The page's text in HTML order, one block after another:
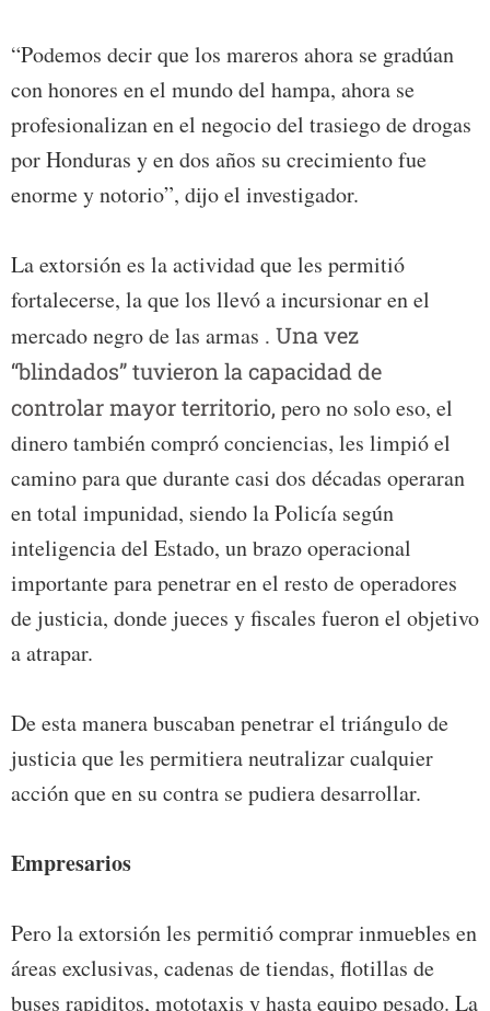
“Podemos decir que los mareros ahora se gradúan
con honores en el mundo del hampa, ahora se
profesionalizan en el negocio del trasiego de drogas
por Honduras y en dos años su crecimiento fue
enorme y notorio”, dijo el investigador.
La extorsión es la actividad que les permitió
fortalecerse, la que los llevó a incursionar en el
mercado negro de las armas . Una vez
“blindados” tuvieron la capacidad de
controlar mayor territorio, pero no solo eso, el
dinero también compró conciencias, les limpió el
camino para que durante casi dos décadas operaran
en total impunidad, siendo la Policía según
inteligencia del Estado, un brazo operacional
importante para penetrar en el resto de operadores
de justicia, donde jueces y fiscales fueron el objetivo
a atrapar.
De esta manera buscaban penetrar el triángulo de
justicia que les permitiera neutralizar cualquier
acción que en su contra se pudiera desarrollar.
Empresarios
Pero la extorsión les permitió comprar inmuebles en
áreas exclusivas, cadenas de tiendas, flotillas de
buses rapiditos, mototaxis y hasta equipo pesado. La